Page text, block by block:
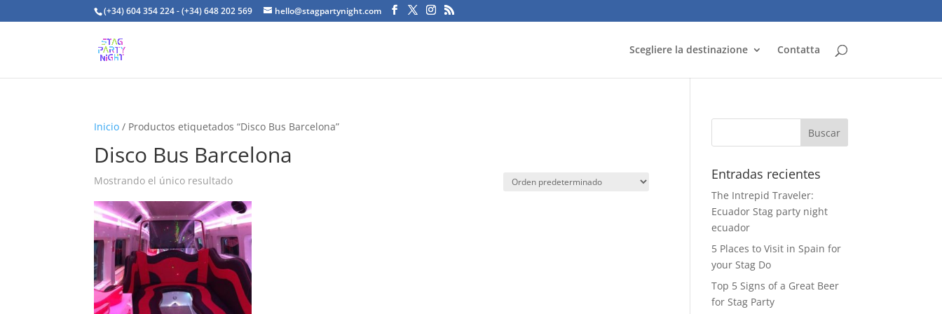
(+34) 604 354 224 - (+34) 648 202 569 hello@stagpartynight.com
Scegliere la destinazione Contatta
Inicio / Productos etiquetados “Disco Bus Barcelona”
Disco Bus Barcelona
Mostrando el único resultado Entradas recientes
The Intrepid Traveler:
Ecuador Stag party night
ecuador
5 Places to Visit in Spain for
your Stag Do
Top 5 Signs of a Great Beer
for Stag Party